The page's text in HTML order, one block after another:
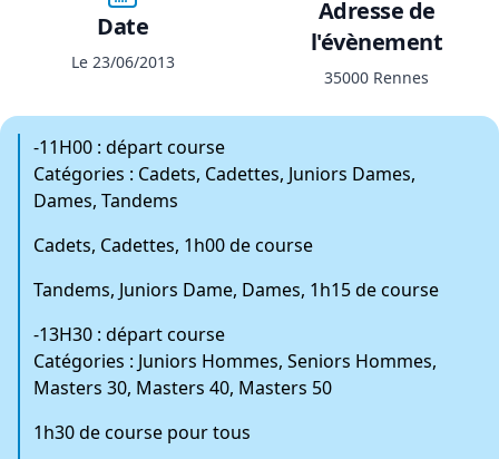
Date
Le 23/06/2013
Adresse de
l'évènement
35000 Rennes
-11H00 : départ course
Catégories : Cadets, Cadettes, Juniors Dames,
Dames, Tandems
Cadets, Cadettes, 1h00 de course
Tandems, Juniors Dame, Dames, 1h15 de course
-13H30 : départ course
Catégories : Juniors Hommes, Seniors Hommes,
Masters 30, Masters 40, Masters 50
1h30 de course pour tous